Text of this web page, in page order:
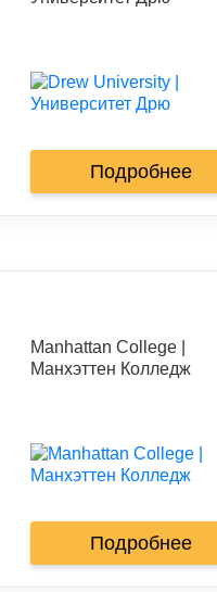
Подробнее
Manhattan College |
Манхэттен Колледж
Подробнее